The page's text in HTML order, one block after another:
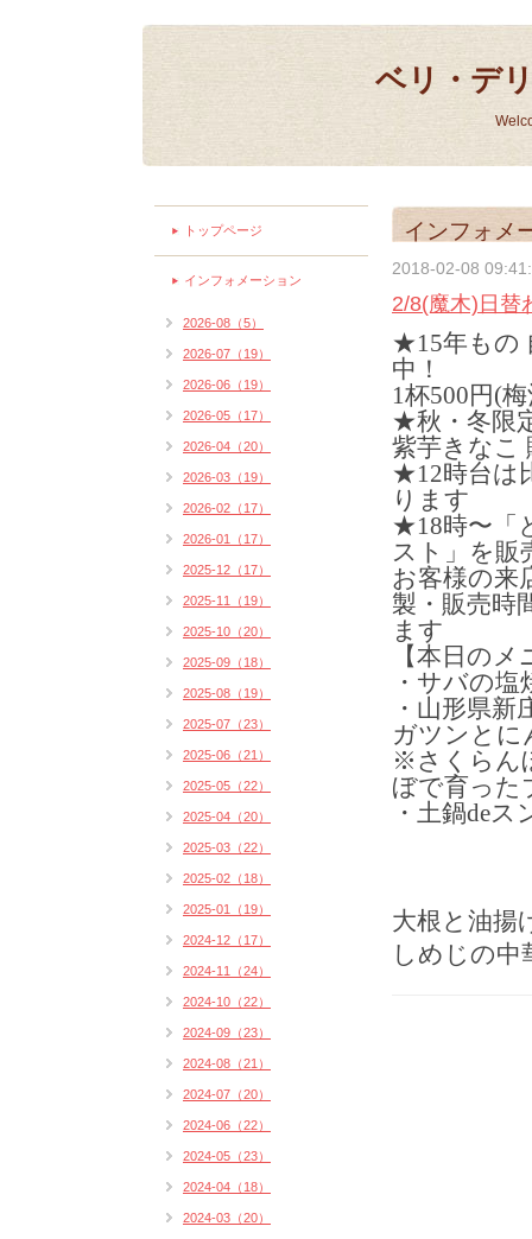
ベリ・デ
インフォメ
2018-02-08
2/8(魔木)日替
★15年もの
中！
1杯500円(
★秋・冬限
紫芋きなこ
★12時台は
ります
★18時〜「
スト」を販
お客様の来
製・販売時
ます
【本日の
・サバの
・山形県
ガツンとに
※さくらん
ぼで育った
・土鍋de
大根と油揚
しめじの中
トップページ
インフォメーション
2026-08（5）
2026-07（19）
2026-06（19）
2026-05（17）
2026-04（20）
2026-03（19）
2026-02（17）
2026-01（17）
2025-12（17）
2025-11（19）
2025-10（20）
2025-09（18）
2025-08（19）
2025-07（23）
2025-06（21）
2025-05（22）
2025-04（20）
2025-03（22）
2025-02（18）
2025-01（19）
2024-12（17）
2024-11（24）
2024-10（22）
2024-09（23）
2024-08（21）
2024-07（20）
2024-06（22）
2024-05（23）
2024-04（18）
2024-03（20）